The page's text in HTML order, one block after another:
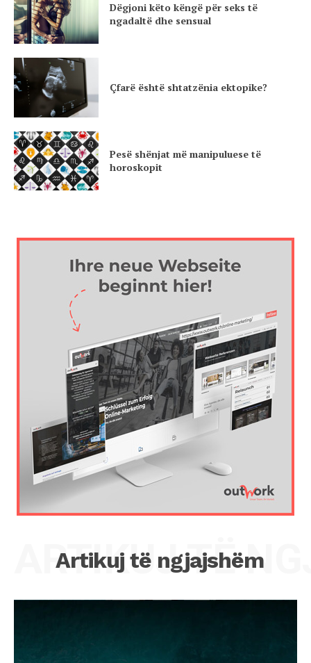
Dëgjoni këto këngë për seks të
ngadaltë dhe sensual
Çfarë është shtatzënia ektopike?
Pesë shënjat më manipuluese të
horoskopit
Artikuj të ngjajshëm
ARTIKUJ TË